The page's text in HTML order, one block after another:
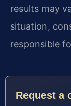
results may
situation,
responsible
Request a